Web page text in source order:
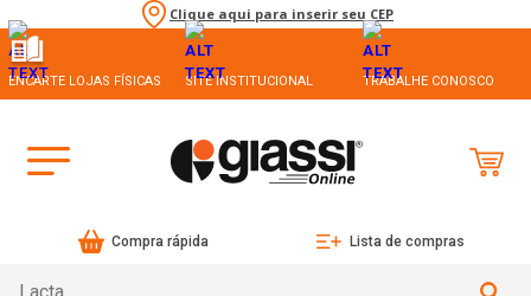
Clique aqui para inserir seu CEP
ENCARTE LOJAS FÍSICAS SITE INSTITUCIONAL TRABALHE CONOSCO
Compra rápida Lista de compras